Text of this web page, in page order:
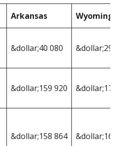
Arkansas Wyoming
&dollar;40 080 &dollar;29 536
&dollar;159 920 &dollar;170
&dollar;158 864